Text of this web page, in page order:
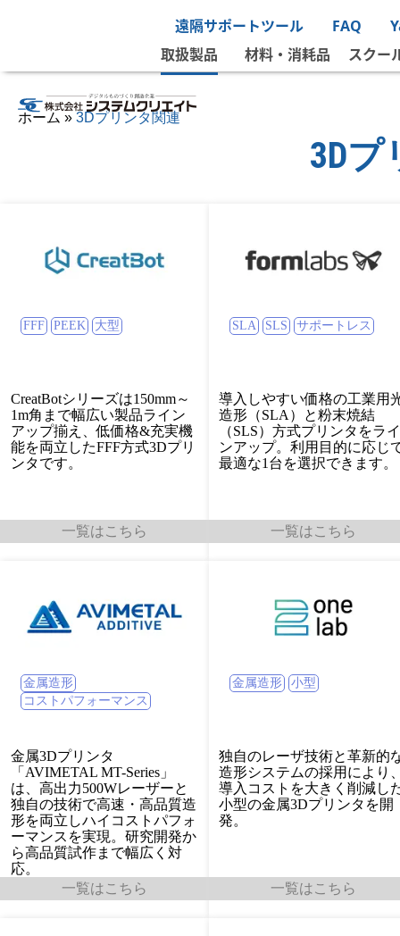
遠隔サポートツール FAQ
取扱製品
材料・消耗品 スクー
ホーム » 3Dプリンタ関連
3Dプ
FFF PEEK 大型
CreatBotシリーズは150mm～
1m角まで幅広い製品ライン
アップ揃え、低価格&充実機
能を両立したFFF方式3Dプリ
ンタです。
一覧はこちら
SLA SLS サポートレス
導入しやすい価格の工業用
造形（SLA）と粉末焼結
（SLS）方式プリンタをラ
ンアップ。利用目的に応じ
最適な1台を選択できます。
一覧はこちら
金属造形
コストパフォーマンス
金属3Dプリンタ
「AVIMETAL MT-Series」
は、高出力500Wレーザーと
独自の技術で高速・高品質造
形を両立しハイコストパフォ
ーマンスを実現。研究開発か
ら高品質試作まで幅広く対
応。
一覧はこちら
金属造形 小型
独自のレーザ技術と革新的
造形システムの採用により
導入コストを大きく削減し
⼩型の⾦属3Dプリンタを開
発。
一覧はこちら